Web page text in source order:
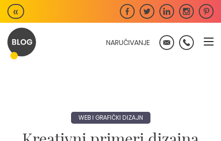
Skip
to
content
«
NARUČIVANJE
WEB I GRAFIČKI DIZAJN